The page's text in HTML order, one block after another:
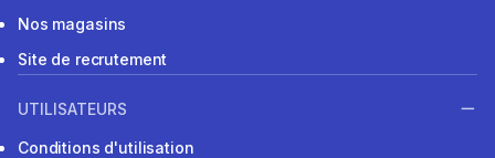
Nos magasins
Site de recrutement
UTILISATEURS
Conditions d'utilisation